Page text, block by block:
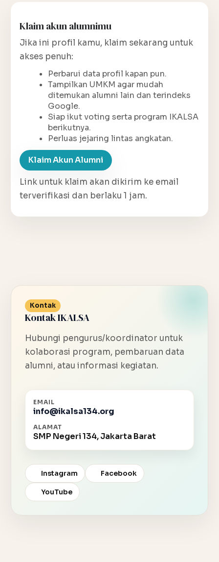
Klaim akun alumnimu
Jika ini profil kamu, klaim sekarang untuk
akses penuh:
Perbarui data profil kapan pun.
Tampilkan UMKM agar mudah
ditemukan alumni lain dan terindeks
Google.
Siap ikut voting serta program IKALSA
berikutnya.
Perluas jejaring lintas angkatan.
Klaim Akun Alumni
Link untuk klaim akan dikirim ke email
terverifikasi dan berlaku 1 jam.
Kontak
Kontak IKALSA
Hubungi pengurus/koordinator untuk
kolaborasi program, pembaruan data
alumni, atau informasi kegiatan.
EMAIL
info@ikalsa134.org
ALAMAT
SMP Negeri 134, Jakarta Barat
Instagram Facebook
YouTube